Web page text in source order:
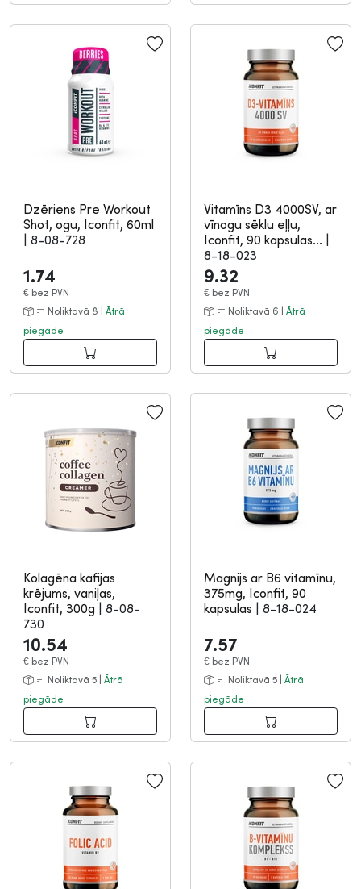
Dzēriens Pre Workout
Shot, ogu, Iconfit, 60ml
8-08-728
1.74
€ bez PVN
Noliktavā 8 | Ātrā
piegāde
Vitamīns D3 4000SV, ar
vīnogu sēklu eļļu,
Iconfit, 90 kapsulas...
8-18-023
9.32
€ bez PVN
Noliktavā 6 | Ātrā
piegāde
Kolagēna kafijas
krējums, vaniļas,
Iconfit, 300g
8-08-
730
10.54
€ bez PVN
Noliktavā 5 | Ātrā
piegāde
Magnijs ar B6 vitamīnu,
375mg, Iconfit, 90
kapsulas
8-18-024
7.57
€ bez PVN
Noliktavā 5 | Ātrā
piegāde